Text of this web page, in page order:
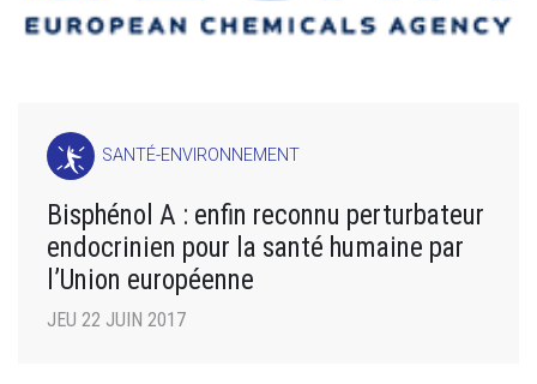
SANTÉ-ENVIRONNEMENT
Bisphénol A : enfin reconnu perturbateur
endocrinien pour la santé humaine par
l’Union européenne
JEU 22 JUIN 2017